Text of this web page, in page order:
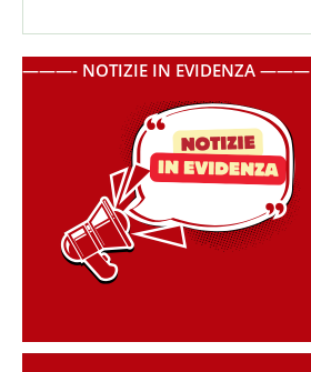
———- NOTIZIE IN EVIDENZA ———